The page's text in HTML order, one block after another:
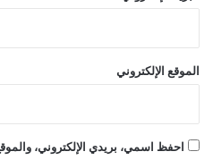
الموقع الإلكتروني
احفظ اسمي، بريدي الإلكتروني،